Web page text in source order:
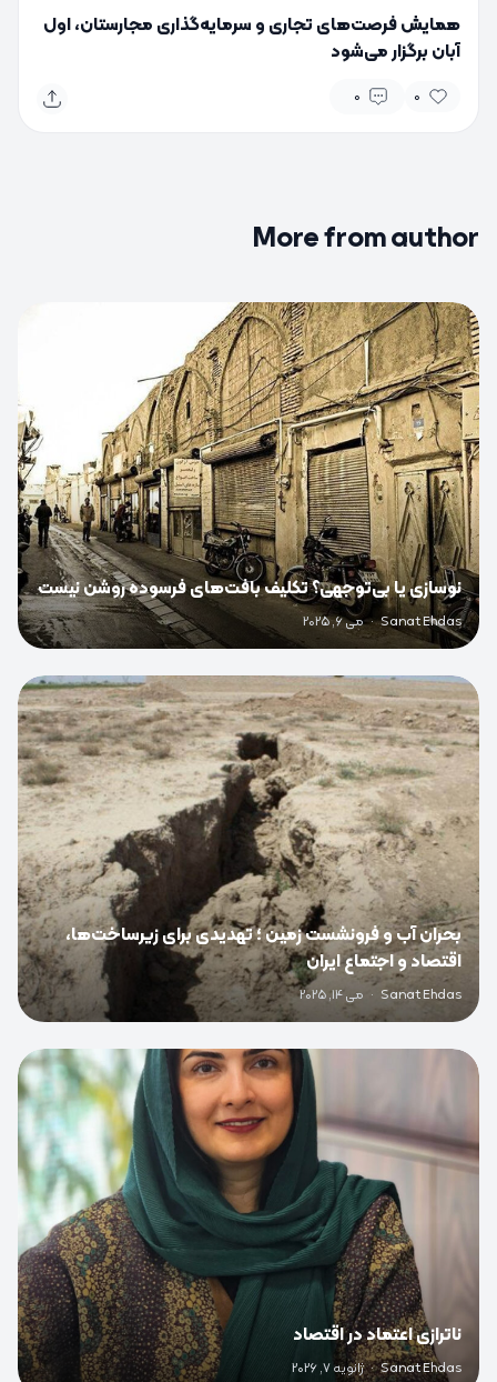
همایش فرصت‌های تجاری و سرمایه‌گذاری مجارستان، اول
آبان برگزار می‌شود
0
0
More from author
0
نوسازی یا بی‌توجهی؟ تکلیف بافت‌های فرسوده روشن نیست
Sanat Ehdas
· می 6, 2025
0
بحران آب و فرونشست زمین ؛ تهدیدی برای زیرساخت‌ها،
اقتصاد و اجتماع ایران
Sanat Ehdas
· می 14, 2025
ناترازی اعتماد در اقتصاد
Sanat Ehdas
· ژانویه 7, 2026